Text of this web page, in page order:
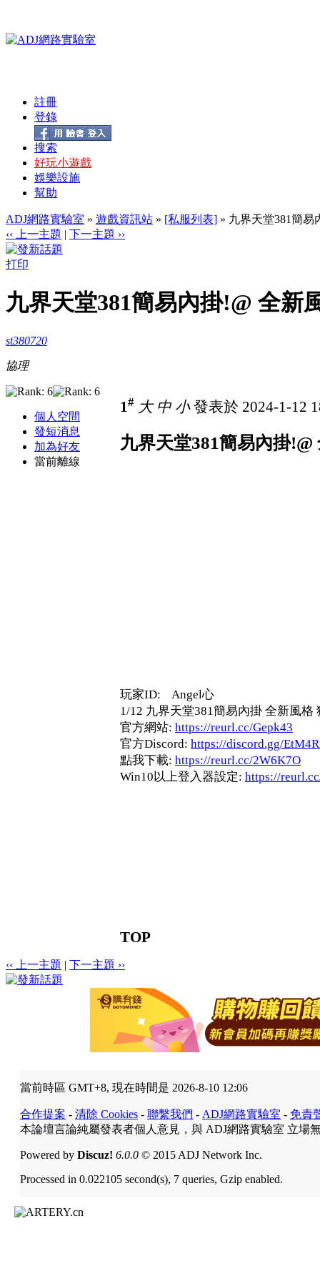
註冊
登錄
搜索
好玩小遊戲
娛樂設施
幫助
ADJ網路實驗室 » 遊戲資訊站 » [私服列表] » 九界天堂381簡易
‹‹ 上一主題 | 下一主題 ››
打印
九界天堂381簡易內掛!@ 全新
st380720
協理
個人空間
發短消息
加為好友
當前離線
1# 大 中 小發表於 2024-1-12
九界天堂381簡易內掛!@
玩家ID: Angel心
1/12 九界天堂381簡易內掛 全新風
官方網站: https://reurl.cc/Gepk43
官方Discord: https://discord.gg/
點我下載: https://reurl.cc/2W6K7O
Win10以上登入器設定: https://
TOP
‹‹ 上一主題 | 下一主題 ››
當前時區 GMT+8, 現在時間是 2026-8-10 12:06
合作提案 - 清除 Cookies - 聯繫我們 - ADJ網路實驗室 - 免責
本論壇言論純屬發表者個人意見，與 ADJ網路實驗室 立場
Powered by Discuz! 6.0.0 © 2015 ADJ Network Inc.
Processed in 0.022105 second(s), 7 queries, Gzip enabled.